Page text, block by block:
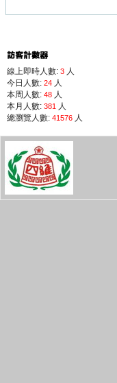
線上即時人數: 3 人
今日人數: 24 人
本周人數: 48 人
本月人數: 381 人
總瀏覽人數: 41576 人